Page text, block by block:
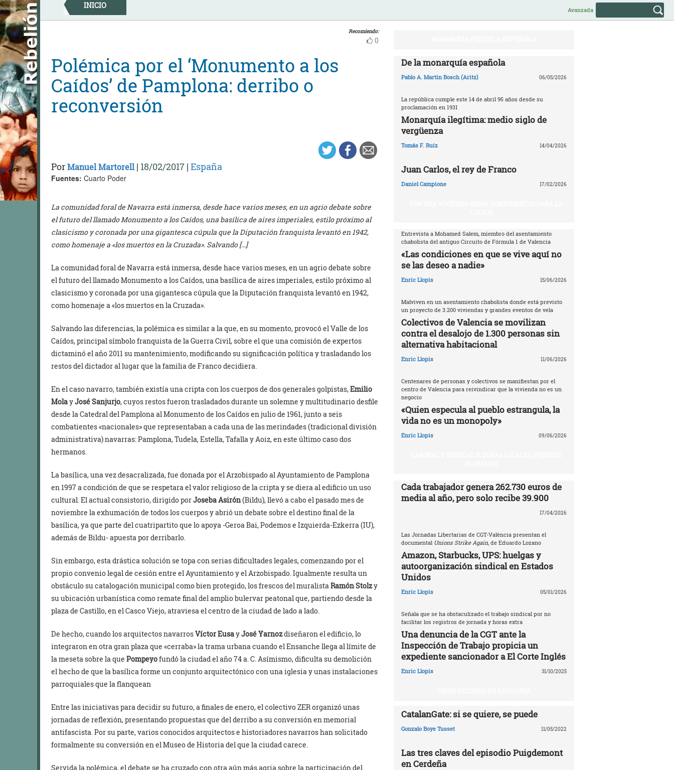
Skip
to
content
INICIO Avanzada
Recomiendo:
0
Polémica por el ‘Monumento a los
Caídos’ de Pamplona: derribo o
reconversión
PorManuel Martorell| 18/02/2017 | España
Fuentes: Cuarto Poder
La comunidad foral de Navarra está inmersa, desde hace varios meses, en un agrio debate sobre
el futuro del llamado Monumento a los Caídos, una basílica de aires imperiales, estilo próximo al
clasicismo y coronada por una gigantesca cúpula que la Diputación franquista levantó en 1942,
como homenaje a «los muertos en la Cruzada». Salvando […]
La comunidad foral de Navarra está inmersa, desde hace varios meses, en un agrio debate sobre
el futuro del llamado Monumento a los Caídos, una basílica de aires imperiales, estilo próximo al
clasicismo y coronada por una gigantesca cúpula que la Diputación franquista levantó en 1942,
como homenaje a «los muertos en la Cruzada».
Salvando las diferencias, la polémica es similar a la que, en su momento, provocó el Valle de los
Caídos, principal símbolo franquista de la Guerra Civil, sobre el que una comisión de expertos
dictaminó el año 2011 su mantenimiento, modificando su significación política y trasladando los
restos del dictador al lugar que la familia de Franco decidiera.
En el caso navarro, también existía una cripta con los cuerpos de dos generales golpistas,Emilio
MolayJosé Sanjurjo, cuyos restos fueron trasladados durante un solemne y multitudinario desfile
desde la Catedral del Pamplona al Monumento de los Caídos en julio de 1961, junto a seis
combatientes «nacionales» que representaban a cada una de las merindades (tradicional división
administrativa) navarras: Pamplona, Tudela, Estella, Tafalla y Aoiz, en este último caso dos
hermanos.
La basílica, una vez desacralizada, fue donada por el Arzobispado al Ayuntamiento de Pamplona
en 1997 a condición de que se respetara el valor religioso de la cripta y se diera al edificio un uso
cultural. El actual consistorio, dirigido porJoseba Asirón(Bildu), llevó a cabo el pasado mes de
noviembre la exhumación de todos los cuerpos y abrió un debate sobre el destino final de la
basílica, ya que parte del cuatripartito que lo apoya -Geroa Bai, Podemos e Izquierda-Ezkerra (IU),
además de Bildu- apuesta por derribarlo.
Sin embargo, esta drástica solución se topa con serias dificultades legales, comenzando por el
propio convenio legal de cesión entre el Ayuntamiento y el Arzobispado. Igualmente resulta un
obstáculo su catalogación municipal como bien protegido, los frescos del muralistaRamón Stolzy
su ubicación urbanística como remate final del amplio bulervar peatonal que, partiendo desde la
plaza de Castillo, en el Casco Viejo, atraviesa el centro de la ciudad de lado a lado.
De hecho, cuando los arquitectos navarrosVíctor EusayJosé Yarnozdiseñaron el edificio, lo
integraron en otra gran plaza que «cerraba» la trama urbana cuando el Ensanche llega al límite de
la meseta sobre la que Pompeyofundó la ciudad el año 74 a. C. Asímismo, dificulta su demolición
el hecho de que la basílica forme un conjunto arquitectónico con una iglesia y unas instalaciones
parroquiales que la flanquean
Entre las iniciativas para decidir su futuro, a finales de enero, el colectivo ZER organizó unas
jornadas de reflexión, presentando propuestas que del derribo a su conversión en memorial
antifascista. Por su parte, varios conocidos arquitectos e historiadores navarros han solicitado
formalmente su conversión en el Museo de Historia del que la ciudad carece.
Servida la polémica, el debate se ha cruzado con otra aún más agria sobre la participación del
De la monarquía española
Pablo A. Martin Bosch (Aritz) 06/05/2026
La república cumple este 14 de abril 95 años desde su
proclamación en 1931
Monarquía ilegítima: medio siglo de
vergüenza
Tomás F. Ruiz 14/04/2026
Juan Carlos, el rey de Franco
Daniel Campione 17/02/2026
Entrevista a Mohamed Salem, miembro del asentamiento
chabolista del antiguo Circuito de Fórmula 1 de Valencia
«Las condiciones en que se vive aquí no
se las deseo a nadie»
Enric Llopis 15/06/2026
Malviven en un asentamiento chabolista donde está previsto
un proyecto de 3.200 viviendas y grandes eventos de vela
Colectivos de Valencia se movilizan
contra el desalojo de 1.300 personas sin
alternativa habitacional
Enric Llopis 11/06/2026
Centenares de personas y colectivos se manifiestan por el
centro de Valencia para reivindicar que la vivienda no es un
negocio
«Quien especula al pueblo estrangula, la
vida no es un monopoly»
Enric Llopis 09/06/2026
Cada trabajador genera 262.730 euros de
media al año, pero solo recibe 39.900
17/04/2026
Las Jornadas Libertarias de CGT-València presentan el
documental Unions Strike Again, de Eduardo Lozano
Amazon, Starbucks, UPS: huelgas y
autoorganización sindical en Estados
Unidos
Enric Llopis 05/01/2026
Señala que se ha obstaculizado el trabajo sindical por no
facilitar los registros de jornada y horas extra
Una denuncia de la CGT ante la
Inspección de Trabajo propicia un
expediente sancionador a El Corte Inglés
Enric Llopis 31/10/2025
CatalanGate: si se quiere, se puede
Gonzalo Boye Tusset 11/05/2022
Las tres claves del episodio Puigdemont
en Cerdeña